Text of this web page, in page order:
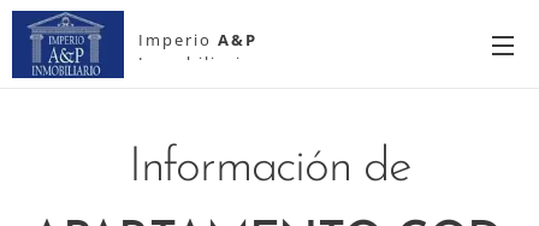
Imperio A&P
Inmobiliario
Información de